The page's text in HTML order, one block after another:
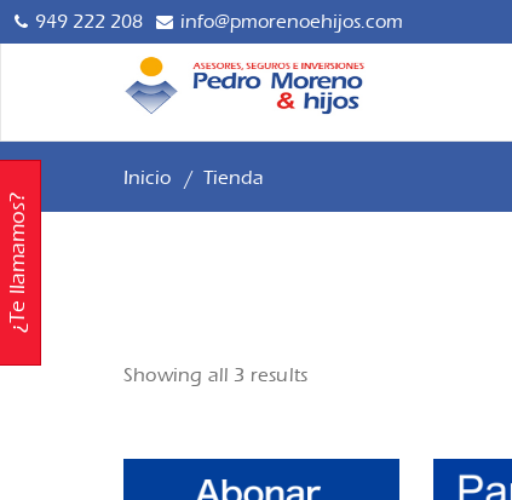
949 222 208 info@pmorenoehijos.com
Inicio / Tienda
Showing all 3 results
¿Te llamamos?